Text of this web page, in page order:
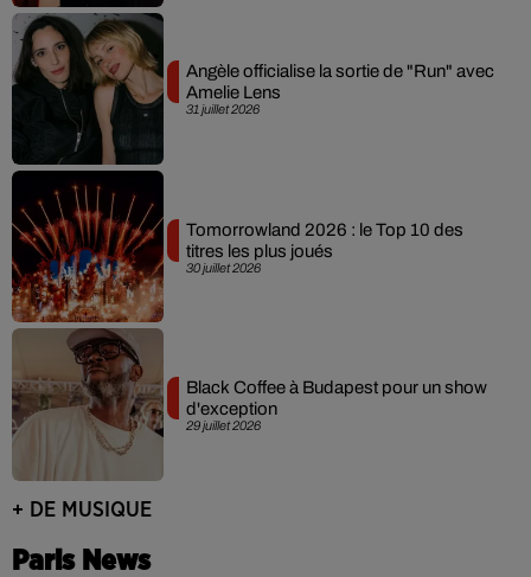
31 juillet 2026
Angèle officialise la sortie de "Run" avec
Amelie Lens
30 juillet 2026
Tomorrowland 2026 : le Top 10 des
titres les plus joués
29 juillet 2026
Black Coffee à Budapest pour un show
d'exception
+ DE MUSIQUE
Paris News